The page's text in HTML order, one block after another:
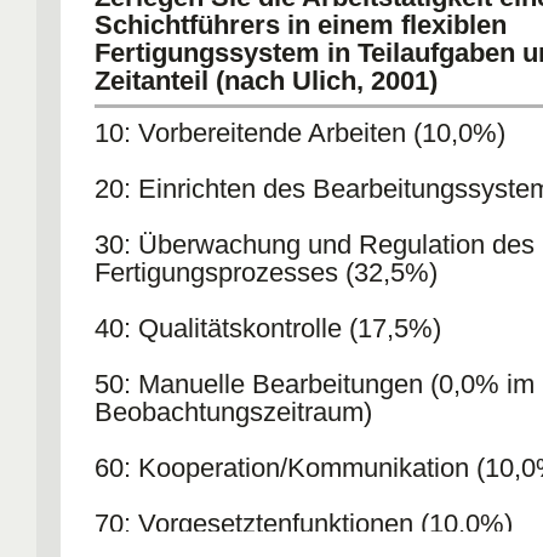
Schichtführers in einem flexiblen
Fertigungssystem in Teilaufgaben
Zeitanteil (nach Ulich, 2001)
10: Vorbereitende Arbeiten (10,0%)
20: Einrichten des
30: Überwachung und Regulation des
Fertigungsprozesses (32,5%)
40: Qualitätskontrolle (17,5%)
50: Manuelle Bearbeitungen (0,0% im
Beobachtungszeitraum)
60: Kooperation/Kommunikation
70: Vorgesetztenfunktionen (10,0%)